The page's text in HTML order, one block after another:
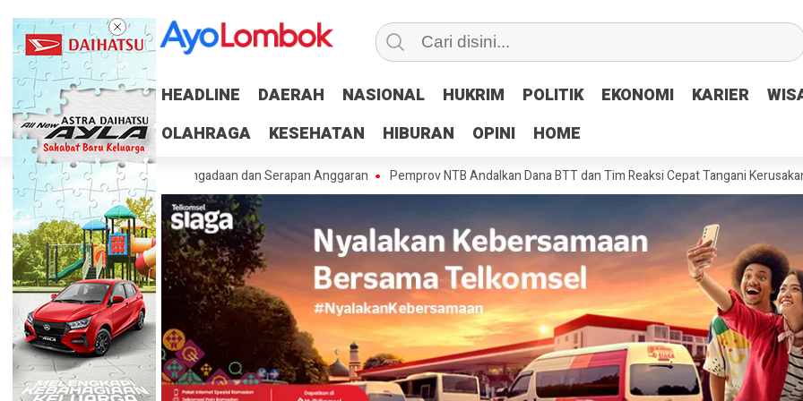
HEADLINE DAERAH NASIONAL HUKRIM POLITIK EKONOMI KARIER
OLAHRAGA
KESEHATAN HIBURAN OPINI HOME
HEADLINE DAERAH NASIONAL HUKRIM POLITIK EKONOMI KARIER
OLAHRAGA
KESEHATAN HIBURAN OPINI HOME
RUP, Percepat Pengadaan dan Serapan Anggaran Pemprov NTB Andalkan Dana BTT dan Tim Reaksi Cepat Tangani Kerusakan Jalan